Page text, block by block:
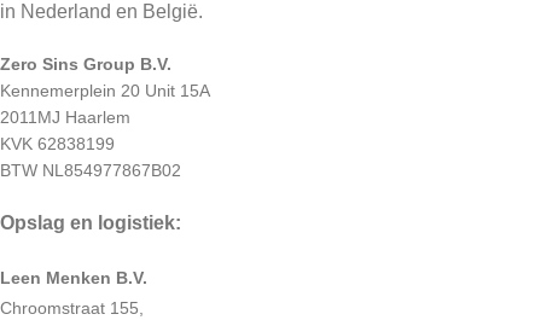
in Nederland en België.
Zero Sins Group B.V.
Kennemerplein 20 Unit 15A
2011MJ Haarlem
KVK 62838199
BTW NL854977867B02
Opslag en logistiek:
Leen Menken B.V.
Chroomstraat 155,